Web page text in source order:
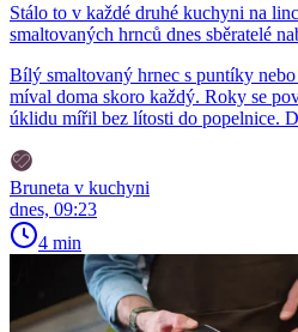
Stálo to v každé druhé kuchyni na
smaltovaných hrnců dnes sběratelé
Bílý smaltovaný hrnec s puntíky
míval doma skoro každý. Roky se
úklidu mířil bez lítosti do popelnice.
Bruneta v kuchyni
dnes, 09:23
4 min